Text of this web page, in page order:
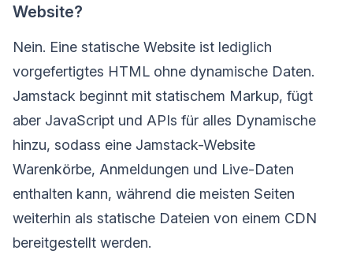
Website?
Nein. Eine statische Website ist lediglich
vorgefertigtes HTML ohne dynamische Daten.
Jamstack beginnt mit statischem Markup, fügt
aber JavaScript und APIs für alles Dynamische
hinzu, sodass eine Jamstack-Website
Warenkörbe, Anmeldungen und Live-Daten
enthalten kann, während die meisten Seiten
weiterhin als statische Dateien von einem CDN
bereitgestellt werden.